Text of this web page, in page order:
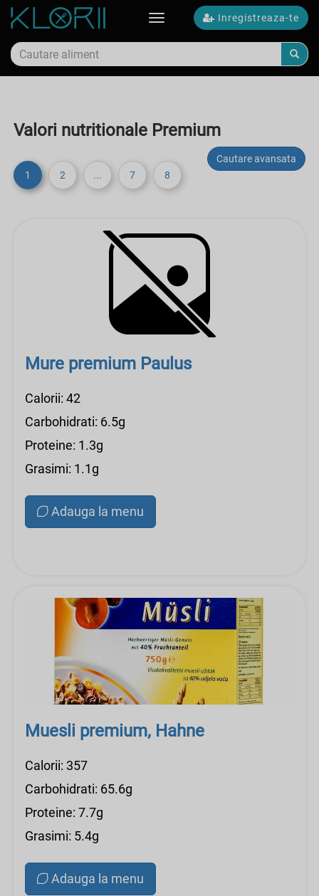
Inregistreaza-te
Toggle
Valori nutritionale Premium
Cautare avansata
1
2 ... 7 8
Mure premium Paulus
Calorii: 42
Carbohidrati: 6.5g
Proteine: 1.3g
Grasimi: 1.1g
Adauga la menu
Muesli premium, Hahne
Calorii: 357
Carbohidrati: 65.6g
Proteine: 7.7g
Grasimi: 5.4g
Adauga la menu